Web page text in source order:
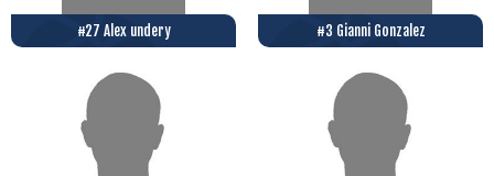
#27 Alex undery #3 Gianni Gonzalez